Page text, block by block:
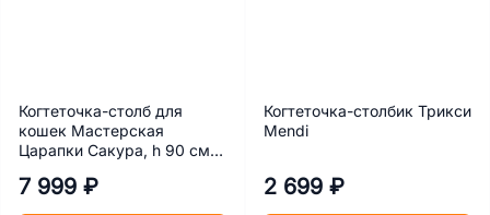
Когтеточка-столб для
кошек Мастерская
Царапки Сакура, h 90 см,
7 999 ₽
Когтеточка-столбик Трикси
Mendi
2 699 ₽